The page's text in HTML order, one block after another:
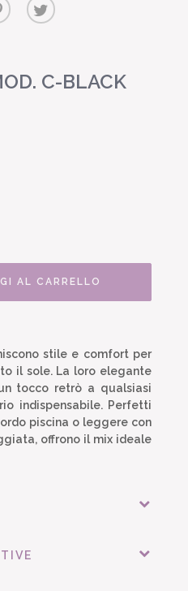
C-BLACK
AL CARRELLO
stile e comfort per
il sole. La loro elegante
tocco retrò a qualsiasi
indispensabile. Perfetti
piscina o leggere con
offrono il mix ideale